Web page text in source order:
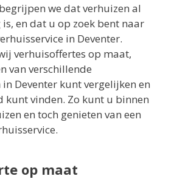
we dat verhuizen al
en dat u op zoek bent naar
in Deventer.
verhuisoffertes op maat,
van verschillende
Deventer kunt vergelijken en
kunt vinden. Zo kunt u binnen
en toch genieten van een
op maat